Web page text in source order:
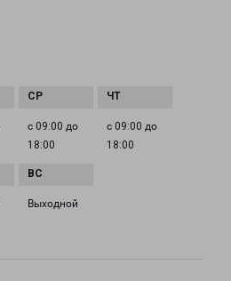
с 09:00 до
18:00
с 09:00 до
18:00
Выходной